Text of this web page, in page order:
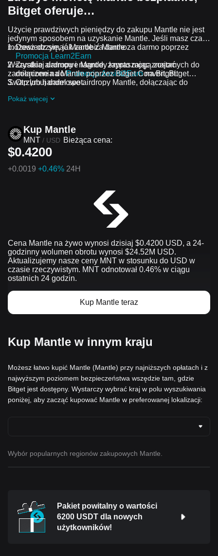
Bitget oferuje…
Użycie prawdziwych pieniędzy do zakupu Mantle nie jest
jedynym sposobem na uzyskanie Mantle. Jeśli masz czas,
możesz otrzymać Mantle za darmo.
Dowiedz się, jak zarobić Mantle za darmo poprzez
Promocja Learn2Earn
Zarabiaj darmowe Mantle, zapraszając znajomych do
dołączenia doPromocja Assist2Earnna Bitget.
Otrzymuj darmowe airdropy Mantle, dołączając do
Wszystkie airdropy i nagrody krypto mogą zostać
zamienione na Mantle poprzez Bitget Convert, Bitget
Swap lub handel spot.
Pokaż więcej
Kup Mantle
MNT / USD Bieżąca cena:
$0.4200
+0.0019 +0.46% 24H
Cena Mantle na żywo wynosi dzisiaj $0.4200 USD, a 24-
godzinny wolumen obrotu wynosi $24.52M USD.
Aktualizujemy nasze ceny MNT w stosunku do USD w
czasie rzeczywistym. MNT odnotował 0.46% w ciągu
ostatnich 24 godzin.
Kup Mantle teraz
Kup Mantle w innym kraju
Możesz łatwo kupić Mantle (Mantle) przy najniższych opłatach i z
najwyższym poziomem bezpieczeństwa wszędzie tam, gdzie
Bitget jest dostępny. Wystarczy wybrać kraj w polu wyszukiwania
poniżej, aby zacząć kupować Mantle w preferowanej lokalizacji:
Wybór popularnych regionów zakupowych Mantle.
Pakiet powitalny o wartości
6200 USDT dla nowych
użytkowników!